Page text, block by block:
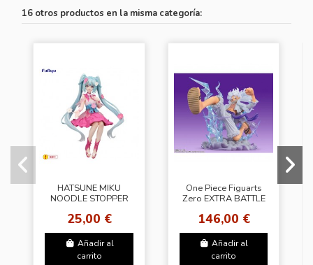
16 otros productos en la misma categoría:
HATSUNE MIKU
NOODLE STOPPER
25,00 €
Añadir al
carrito
One Piece Figuarts
Zero EXTRA BATTLE
GEAR5 GIGANT
146,00 €
Añadir al
carrito